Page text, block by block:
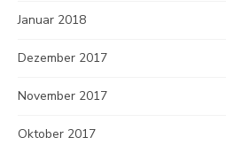
Januar 2018
Dezember 2017
November 2017
Oktober 2017